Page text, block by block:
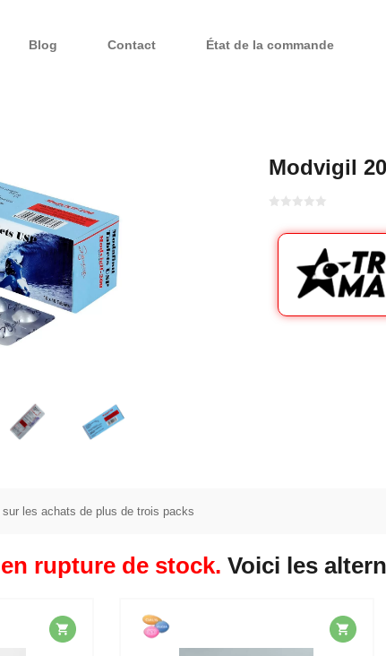
Blog Contact État de la commande
Modvigil
mitvon 5
sur les achats de plus de trois packs
en rupture de stock. Voici les